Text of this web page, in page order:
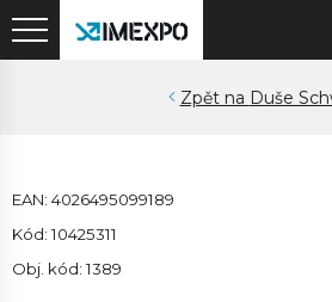
Duše
EAN: 4026495099189
Kód: 10425311
Obj. kód: 1389